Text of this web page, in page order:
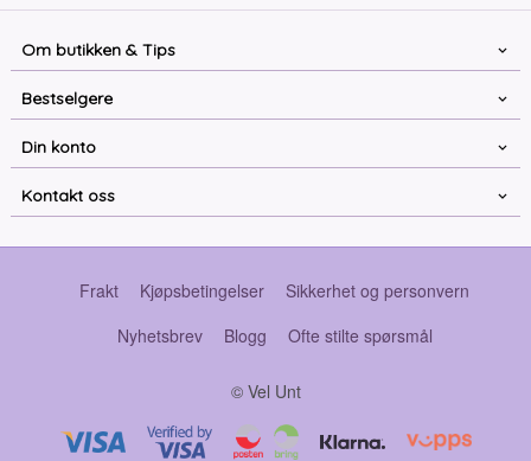
Om butikken & Tips
Bestselgere
Din konto
Kontakt oss
Frakt Kjøpsbetingelser
Sikkerhet og personvern
Nyhetsbrev
Blogg Ofte stilte spørsmål
© Vel Unt